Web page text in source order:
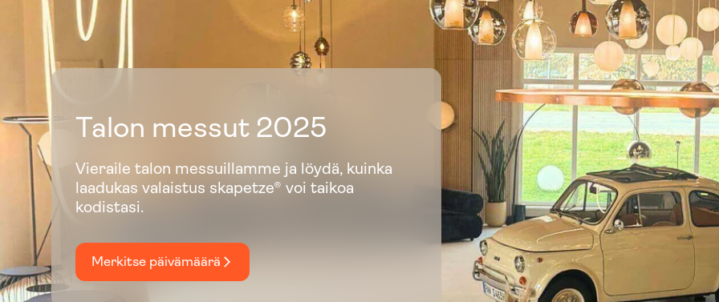
Talon messut 2025
Vieraile talon messuillamme ja löydä, kuinka
laadukas valaistus skapetze® voi taikoa
kodistasi.
Merkitse päivämäärä